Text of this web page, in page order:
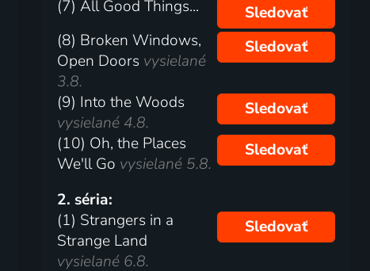
(7) All Good Things...
Sledovať
(8) Broken Windows,
Open Doors vysielané
3.8.
Sledovať
(9) Into the Woods
vysielané 4.8.
Sledovať
(10) Oh, the Places
We'll Go vysielané 5.8.
Sledovať
2. séria:
(1) Strangers in a
Strange Land
vysielané 6.8.
Sledovať